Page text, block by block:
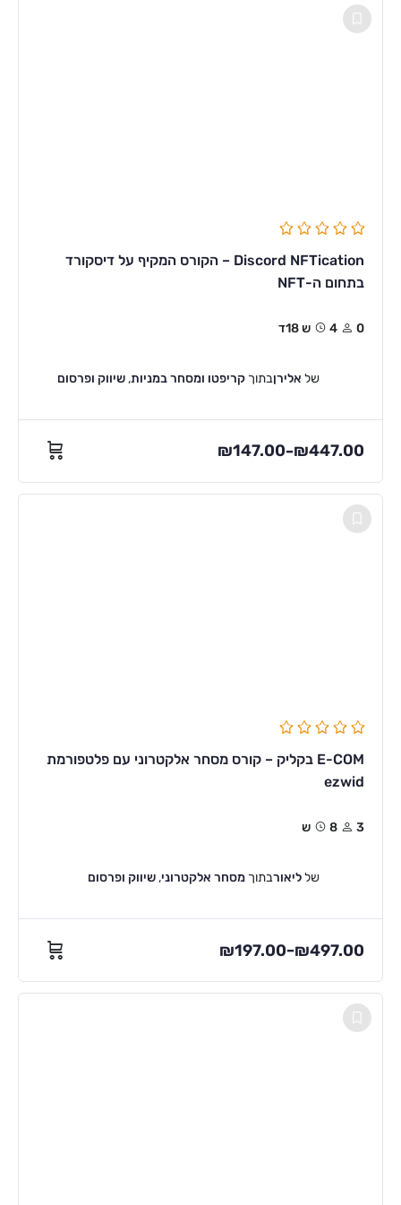
Discord NFTication – הקורס המקיף על דיסקורד
בתחום ה-NFT
0 4ש 18ד
של אלירןבתוך קריפטו ומסחר במניות, שיווק ופרסום
₪147.00–₪447.00
E-COM בקליק – קורס מסחר אלקטרוני עם פלטפורמת
ezwid
3 8ש
שלליאורבתוך מסחר אלקטרוני, שיווק ופרסום
₪197.00–₪497.00